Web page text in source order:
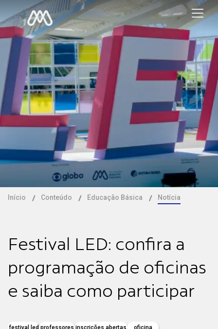
Início Conteúdo Educação Básica Notícia
Festival LED: confira a
programação de oficinas
e saiba como participar
festival led professores inscrições abertas oficina